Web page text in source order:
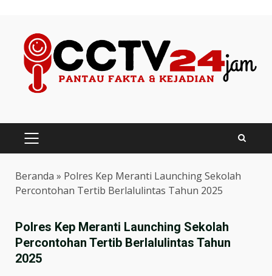
content
PRIMARY
MENU
Beranda » Polres Kep Meranti Launching Sekolah
Percontohan Tertib Berlalulintas Tahun 2025
Polres Kep Meranti Launching Sekolah
Percontohan Tertib Berlalulintas Tahun
2025